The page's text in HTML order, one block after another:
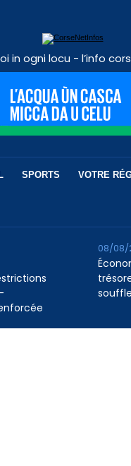
in ogni locu - l’info
SPORTS VOTRE
08/08/